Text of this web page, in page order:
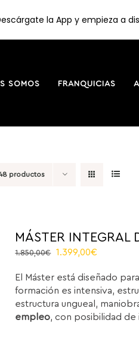
SOMOS FRANQUICIAS
productos
MÁSTER INTEGRAL
1.850,00€
El
original
era:
1.850,00€.
1.399,00€
actual
es:
El Máster está diseñado
formación es intensiva,
estructura ungueal,
empleo, con posibilidad
la App y empieza a